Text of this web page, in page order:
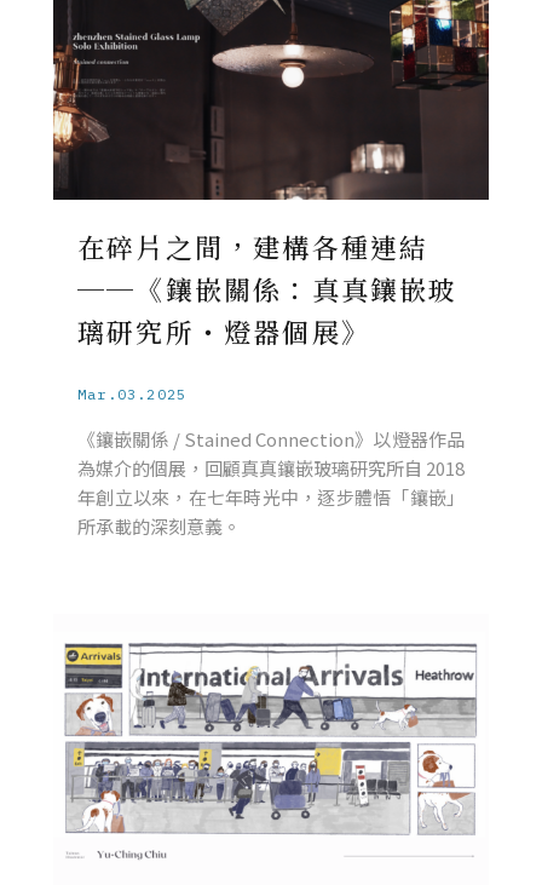
在碎片之間，建構各種連結
──《鑲嵌關係：真真鑲嵌玻
璃研究所・燈器個展》
Mar.03.2025
《鑲嵌關係 / Stained Connection》以燈器作品
為媒介的個展，回顧真真鑲嵌玻璃研究所自 2018
年創立以來，在七年時光中，逐步體悟「鑲嵌」
所承載的深刻意義。